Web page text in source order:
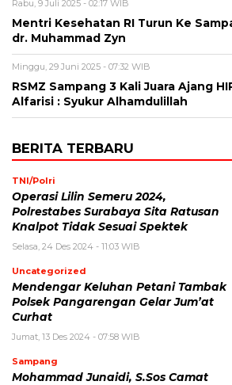
Rabu, 9 Juli 2025 - 02:17 WIB
Mentri Kesehatan RI Turun Ke
dr. Muhammad Zyn
Minggu, 29 Juni 2025 - 07:32 WIB
RSMZ Sampang 3 Kali Juara Ajang
Alfarisi : Syukur Alhamdulillah
BERITA TERBARU
TNI/Polri
Operasi Lilin Semeru 2024,
Polrestabes Surabaya Sita Ratusan
Knalpot Tidak Sesuai Spektek
Selasa, 24 Des 2024 - 11:03 WIB
Uncategorized
Mendengar Keluhan Petani Tambak
Polsek Pangarengan Gelar Jum’at
Curhat
Jumat, 13 Des 2024 - 07:58 WIB
Sampang
Mohammad Junaidi, S.Sos Camat